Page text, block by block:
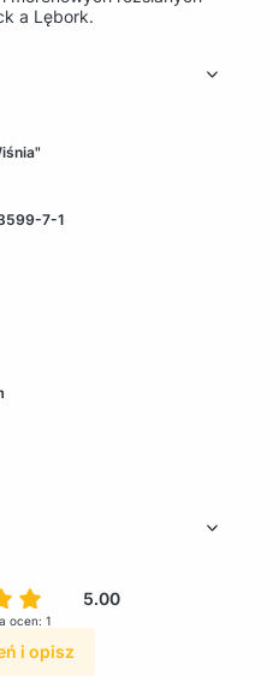
a Lębork.
7-1
5.00
ocen: 1
i opisz